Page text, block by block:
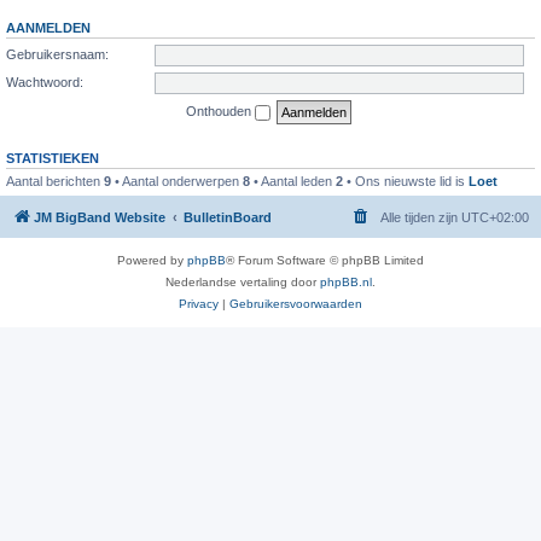
AANMELDEN
Gebruikersnaam:
Wachtwoord:
Onthouden
STATISTIEKEN
Aantal berichten 9 • Aantal onderwerpen 8 • Aantal leden 2 • Ons nieuwste lid is Loet
JM BigBand Website BulletinBoard Alle tijden zijn UTC+02:00
Powered by phpBB® Forum Software © phpBB Limited
Nederlandse vertaling doorphpBB.nl
Privacy | Gebruikersvoorwaarden